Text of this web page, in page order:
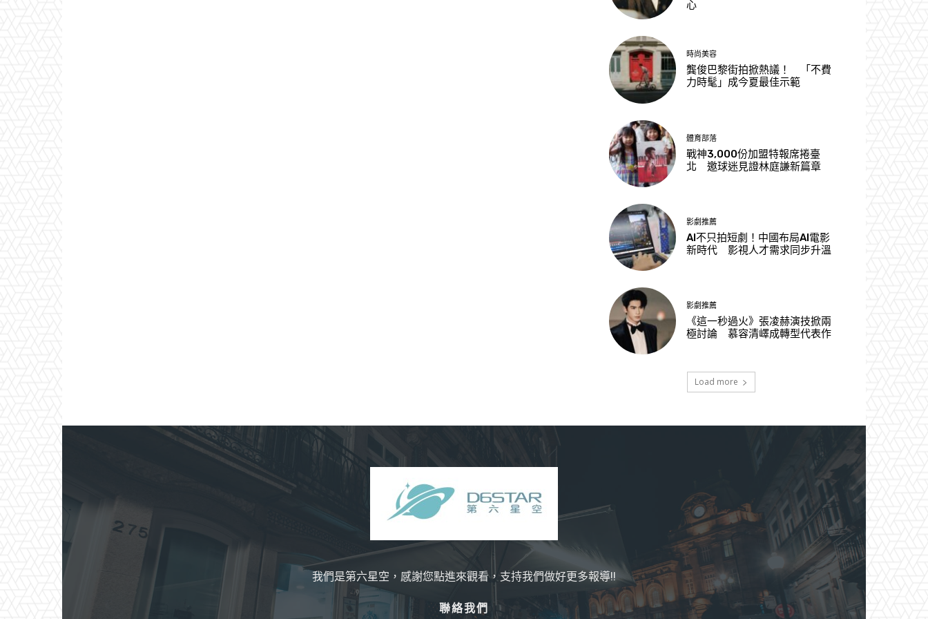
心
時尚美容
龔俊巴黎街拍掀熱議！ 「不費
力時髦」成今夏最佳示範
體育部落
戰神3,000份加盟特報席捲臺
北 邀球迷見證林庭謙新篇章
影劇推薦
AI不只拍短劇！中國布局AI電影
新時代 影視人才需求同步升溫
影劇推薦
《這一秒過火》張凌赫演技掀兩
極討論 慕容清嶧成轉型代表作
Load more
我們是第六星空，感謝您點進來觀看，支持我們做好更多報導!!
聯絡我們